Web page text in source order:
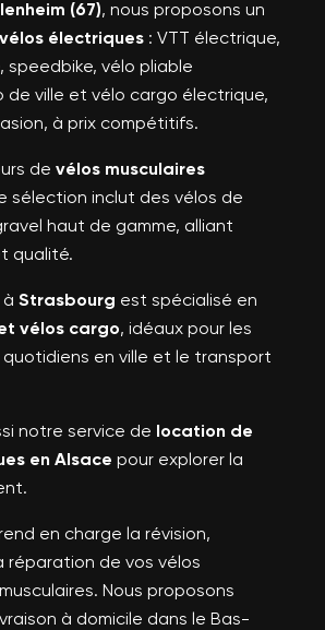
(67), nous proposons un
vélos électriques : VTT électrique,
speedbike, vélo pliable
de ville et vélo cargo électrique,
à prix compétitifs.
de vélos musculaires
sélection inclut des vélos de
haut de gamme, alliant
qualité.
Strasbourg est spécialisé en
vélos cargo, idéaux pour les
en ville et le transport
notre service de location de
en Alsace pour explorer la
en charge la révision,
réparation de vos vélos
Nous proposons
à domicile dans le Bas-